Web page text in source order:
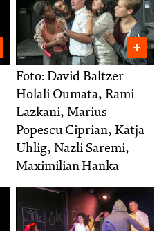
Foto: David Baltzer
Holali Oumata, Rami
Lazkani, Marius
Popescu Ciprian, Katja
Uhlig, Nazli Saremi,
Maximilian Hanka